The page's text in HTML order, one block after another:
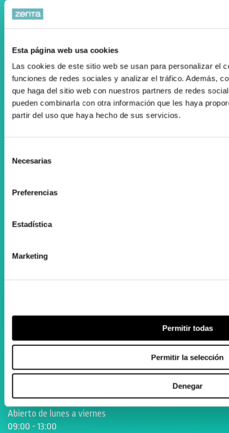
Esta página web usa cookies
Las cookies de este sitio web se usan para personalizar el
funciones de redes sociales y analizar el tráfico. Además,
que haga del sitio web con nuestros partners de redes
pueden combinarla con otra información que les haya
partir del uso que haya hecho de sus servicios.
Necesarias
Preferencias
Estadística
Marketing
Permitir todas
Permitir la selección
Denegar
Colaboramos con el Departamento Vasco de Salud
Registro Publicidad Sanitaria: 93/19
Condiciones de Uso
Desarrollado por Triplevdoble
Suscríbete a nuestra Newsletter
Instagram
20018 Donostia-San Sebastián
Gipuzkoa
943 105 205
Abierto de lunes a viernes
09:00 - 13:00